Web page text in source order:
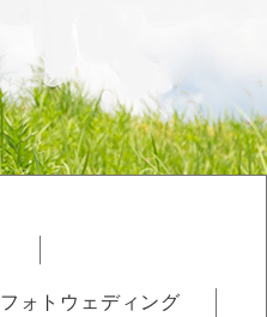
フォトウェディング